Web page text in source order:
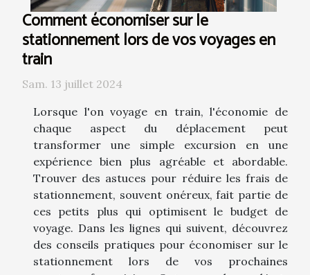
Comment économiser sur le
stationnement lors de vos voyages en
train
Sam. 13 juillet 2024
Lorsque l'on voyage en train, l'économie de
chaque aspect du déplacement peut
transformer une simple excursion en une
expérience bien plus agréable et abordable.
Trouver des astuces pour réduire les frais de
stationnement, souvent onéreux, fait partie de
ces petits plus qui optimisent le budget de
voyage. Dans les lignes qui suivent, découvrez
des conseils pratiques pour économiser sur le
stationnement lors de vos prochaines